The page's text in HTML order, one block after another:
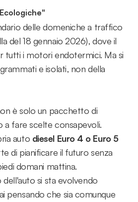
delle domeniche a traffico
del 18 gennaio 2026), dove il
tutti i motori endotermici. Ma si
e isolati, non della
è solo un pacchetto di
a fare scelte consapevoli.
auto diesel Euro 4 o Euro 5
di pianificare il futuro senza
domani mattina.
si sta evolvendo
pensando che sia comunque